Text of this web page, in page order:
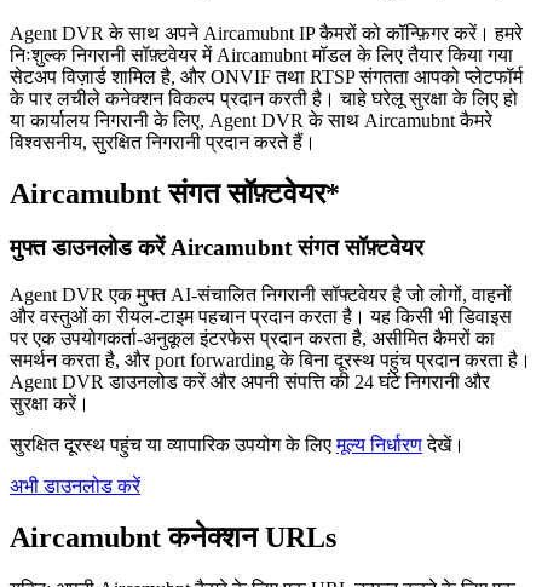
Agent DVR के साथ अपने Aircamubnt IP कैमरों को कॉन्फ़िगर करें। हमरे
निःशुल्क निगरानी सॉफ़्टवेयर में Aircamubnt मॉडल के लिए तैयार किया गया
सेटअप विज़ार्ड शामिल है, और ONVIF तथा RTSP संगतता आपको प्लेटफॉर्म
के पार लचीले कनेक्शन विकल्प प्रदान करती है। चाहे घरेलू सुरक्षा के लिए हो
या कार्यालय निगरानी के लिए, Agent DVR के साथ Aircamubnt कैमरे
विश्वसनीय, सुरक्षित निगरानी प्रदान करते हैं।
Aircamubnt संगत सॉफ़्टवेयर*
मुफ्त डाउनलोड करें Aircamubnt संगत सॉफ़्टवेयर
Agent DVR एक मुफ्त AI-संचालित निगरानी सॉफ्टवेयर है जो लोगों, वाहनों
और वस्तुओं का रीयल-टाइम पहचान प्रदान करता है। यह किसी भी डिवाइस
पर एक उपयोगकर्ता-अनुकूल इंटरफेस प्रदान करता है, असीमित कैमरों का
समर्थन करता है, और port forwarding के बिना दूरस्थ पहुंच प्रदान करता है।
Agent DVR डाउनलोड करें और अपनी संपत्ति की 24 घंटे निगरानी और
सुरक्षा करें।
सुरक्षित दूरस्थ पहुंच या व्यापारिक उपयोग के लिएमूल्य निर्धारणदेखें।
अभी डाउनलोड करें
Aircamubnt कनेक्शन URLs